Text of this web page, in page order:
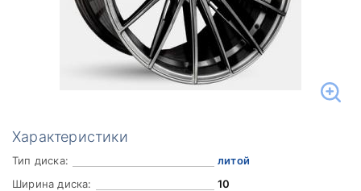
Характеристики
Тип диска:
литой
Ширина диска:
10